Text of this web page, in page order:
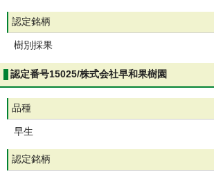
認定銘柄
樹別採果
認定番号15025/株式会社早和果樹園
品種
早生
認定銘柄